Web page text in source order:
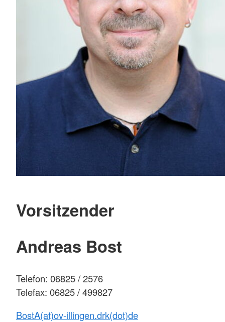
Vorsitzender
Andreas Bost
Telefon: 06825 / 2576
Telefax: 06825 / 499827
BostA(at)ov-illingen.drk(dot)de